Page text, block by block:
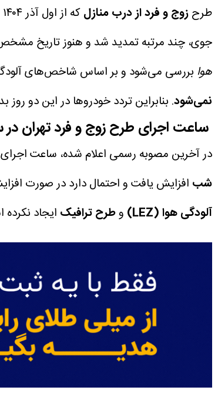
طرحزوج و فرد از درب منازل
جوی، چند مرتبه تمدید شد و هنوز تاریخ
هوا بررسی می‌شود و بر اساس شاخص‌های
نمی‌شود. بنابراین تردد خودروها در این دو
ساعت اجرای طرح زوج و فرد تهران در سال
در آخرین مصوبه رسمی اعلام شده، ساعت
شب افزایش یافت و احتمال دارد در صورت
آلودگی هوا (LEZ)
وطرح ترافیک ایجاد